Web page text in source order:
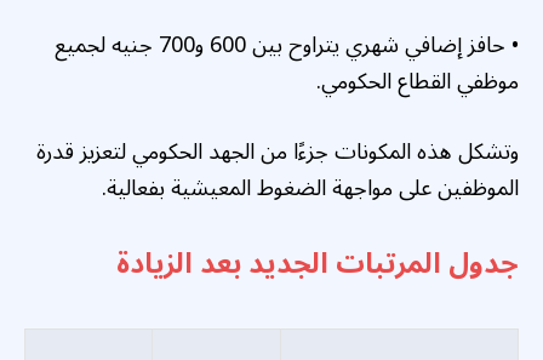
• حافز إضافي شهري يتراوح بين 600 و700 جنيه لجميع
موظفي القطاع الحكومي.
وتشكل هذه المكونات جزءًا من الجهد الحكومي لتعزيز قدرة
الموظفين على مواجهة الضغوط المعيشية بفعالية.
جدول المرتبات الجديد بعد الزيادة